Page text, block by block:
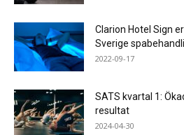
Clarion Hotel Sign
Sverige
2022-09-17
SATS kvartal 1:
resultat
2024-04-30